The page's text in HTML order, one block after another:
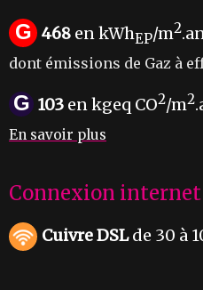
G 468 en kWhEP/m2
dont émissions de Gaz à
G 103 en kgeq CO2/m2
En savoir plus
Connexion internet
Cuivre DSLde 30 à